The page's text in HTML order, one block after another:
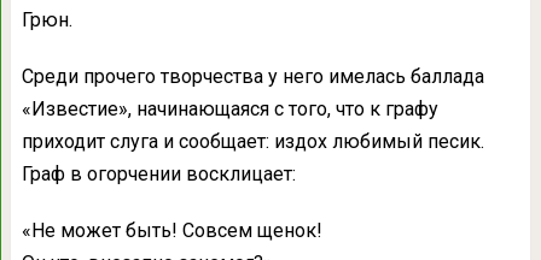
Грюн.
Среди прочего творчества у него имелась баллада
«Известие», начинающаяся с того, что к графу
приходит слуга и сообщает: издох любимый песик.
Граф в огорчении восклицает:
«Не может быть! Совсем щенок!